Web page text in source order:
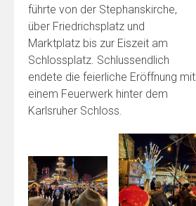
führte von der Stephanskirche,
über Friedrichsplatz und
Marktplatz bis zur Eiszeit am
Schlossplatz. Schlussendlich
endete die feierliche Eröffnung mit
einem Feuerwerk hinter dem
Karlsruher Schloss.